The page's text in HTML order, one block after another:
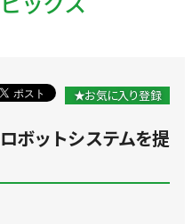
★お気に入り登録
ボットシステムを提